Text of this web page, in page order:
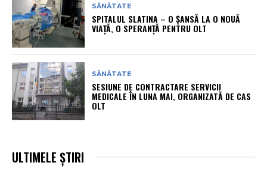
SĂNĂTATE
SPITALUL SLATINA – O ȘANSĂ LA O NOUĂ
VIAȚĂ, O SPERANȚĂ PENTRU OLT
SĂNĂTATE
SESIUNE DE CONTRACTARE SERVICII
MEDICALE ÎN LUNA MAI, ORGANIZATĂ DE CAS
OLT
ULTIMELE ȘTIRI